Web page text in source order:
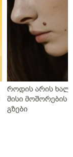
როდის არის
მისი მოშორების
გზები